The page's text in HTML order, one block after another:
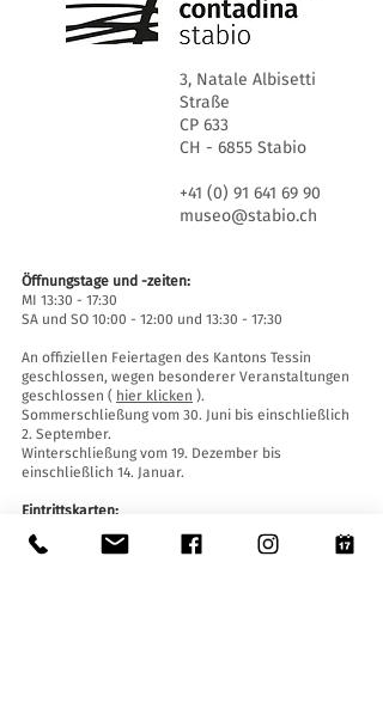
3, Natale Albisetti
Straße
CP 633
CH - 6855 Stabio
+41 (0) 91 641 69 90
museo@stabio.ch
Öffnungstage und -zeiten:
MI 13:30 - 17:30
SA und SO 10:00 - 12:00 und 13:30 - 17:30
An offiziellen Feiertagen des Kantons Tessin
geschlossen, wegen besonderer Veranstaltungen
geschlossen ( hier klicken ).
Sommerschließung vom 30. Juni bis einschließlich
2. September.
Winterschließung vom 19. Dezember bis
einschließlich 14. Januar.
Eintrittskarten:
Der Eintritt ins Museum ist für alle frei.